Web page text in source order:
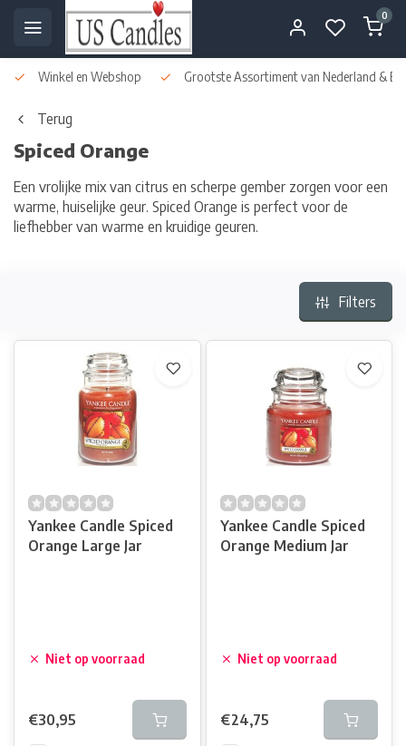
0
Winkel en Webshop Grootste Assortiment van Nederland &
Terug
Spiced Orange
Een vrolijke mix van citrus en scherpe gember zorgen voor een
warme, huiselijke geur. Spiced Orange is perfect voor de
liefhebber van warme en kruidige geuren.
Filters
Yankee Candle Spiced
Orange Large Jar
Niet op voorraad
€30,95
Yankee Candle Spiced
Orange Medium Jar
Niet op voorraad
€24,75